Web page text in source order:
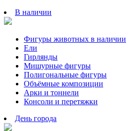
В наличии
Фигуры животных в наличии
Ели
Гирлянды
Мишурные фигуры
Полигональные фигуры
Объёмные композиции
Арки и тоннели
Консоли и перетяжки
День города